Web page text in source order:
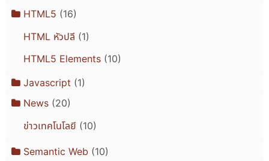
HTML5 (16)
HTML หัวปลี (1)
HTML5 Elements(10)
Javascript (1)
News(20)
ข่าวเทคโนโลยี (10)
Semantic Web (10)